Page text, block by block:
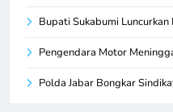
Bupati Sukabumi
Pengendara Motor
Polda Jabar Bongkar